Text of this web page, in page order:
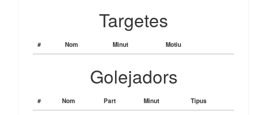
Targetes
# Nom Minut Motiu
Golejadors
# Nom Part Minut Tipus